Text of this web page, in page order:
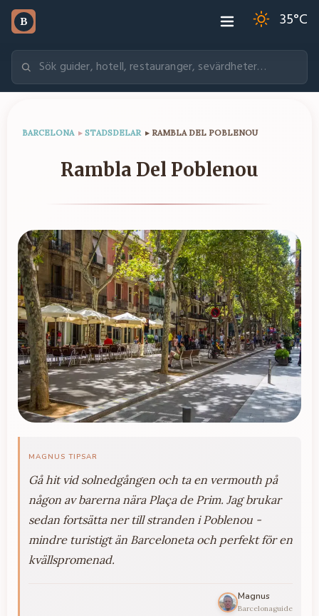
B 35°C
BARCELONA ▸ STADSDELAR ▸ RAMBLA DEL POBLENOU
Rambla Del Poblenou
MAGNUS TIPSAR
Gå hit vid solnedgången och ta en vermouth på
någon av barerna nära Plaça de Prim. Jag brukar
sedan fortsätta ner till stranden i Poblenou -
mindre turistigt än Barceloneta och perfekt för en
kvällspromenad.
Magnus
Barcelonaguide